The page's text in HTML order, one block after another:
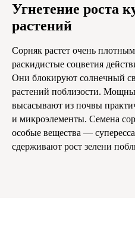
Угнетение роста
растений
Сорняк растет очень
раскидистые соцветия
Они блокируют солнечный
растений поблизости.
высасывают из почвы
и микроэлементы. Семена
особые вещества —
сдерживают рост зелени